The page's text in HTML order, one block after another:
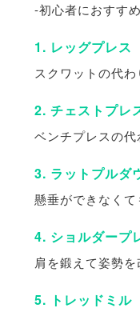
-初心者におすす
1. レッグプレス
スクワットの代わ
2. チェストプレ
ベンチプレスの代
3. ラットプルダ
懸垂ができなくて
4. ショルダープ
肩を鍛えて姿勢を
5. トレッドミル